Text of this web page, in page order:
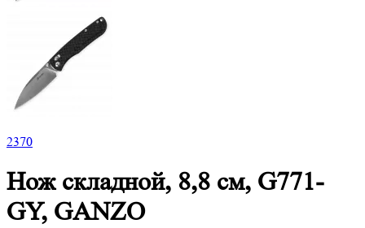
2370
Нож складной, 8,8 см, G771-
GY, GANZO